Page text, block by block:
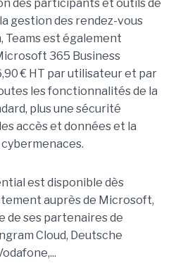
des participants et outils de
gestion des rendez-vous
Teams est également
365 Business
€ HT par utilisateur et par
les fonctionnalités de la
plus une sécurité
accès et données et la
est disponible dès
auprès de Microsoft,
de ses partenaires de
Cloud, Deutsche